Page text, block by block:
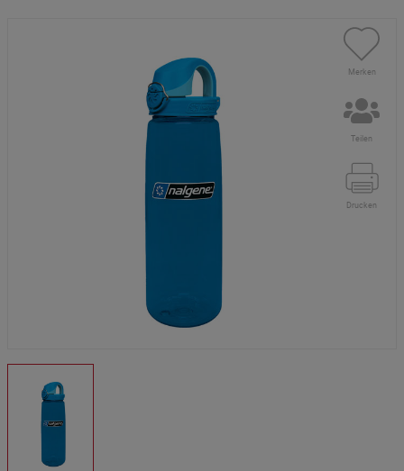
Merken
Teilen
Drucken